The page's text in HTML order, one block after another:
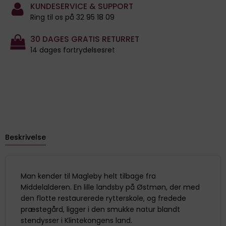
KUNDESERVICE & SUPPORT
Ring til os på 32 95 18 09
30 DAGES GRATIS RETURRET
14 dages fortrydelsesret
Beskrivelse
Man kender til Magleby helt tilbage fra
Middelalderen. En lille landsby på Østmøn, der med
den flotte restaurerede rytterskole, og fredede
præstegård, ligger i den smukke natur blandt
stendysser i Klintekongens land.